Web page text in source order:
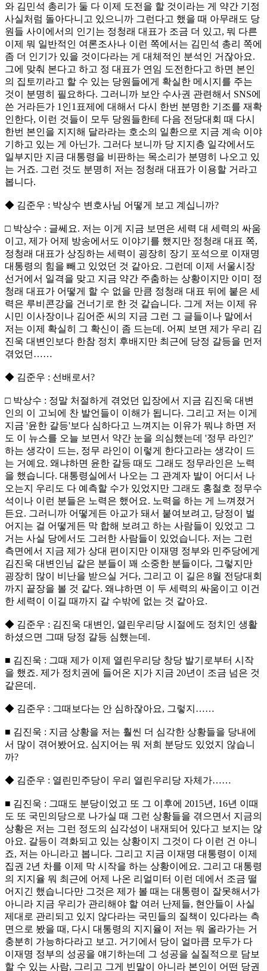
와 김민석 총리가 둘 다 이제 도전을 할 것이라는 게 약간 기정
사실처럼 돌아다니고 있으니까 그런다고 했을 때 아무래도 당
원들 사이에서의 인기는 정청래 대표가 조금 더 있고, 뭐 다른
이제 뭐 일반적인 여론조사나 이런 쪽에서는 김민석 총리 쪽에
좀 더 인기가 있을 것이다라는 게 대체적인 분석인 거잖아요.
그에 맞춰 본다고 하고 정 대표가 연임 도전한다고 하면 본인
의 집토끼라고 할 수 있는 당원들에게 확실한 메시지를 주는
것이 분명히 필요하다. 그러니까 보안 수사권 관련해서 SNS에
쓴 거라든가 1인1표제에 대해서 다시 한번 분명한 기조를 재확
인한다, 이런 것들이 모두 당원들한테 다음 전당대회 때 다시
한번 본인을 지지해 달라라는 호소의 일환으로 지금 계속 이야
기하고 있는 게 아닌가. 그러다 보니까 당 지지층 일각에서도
일부지만 지금 대통령을 비판하는 목소리가 분명히 나오고 있
는 거죠. 그런 것도 분명히 저는 정청래 대표가 이용할 거라고
봅니다.
◆ 김준우 : 박상수 변호사님 어떻게 보고 계십니까?
□ 박상수 : 글쎄요. 저는 이게 지금 보면은 세력 대 세력의 싸움
이고, 제가 어제 방송에서도 이야기를 했지만 정청래 대표 쪽,
정청래 대표가 상징하는 세력이 굉장히 장기 포석으로 이재명
대통령의 힘을 빼고 있었던 것 같아요. 그런데 이제 서울시장
선거에서 일격을 맞고 지금 약간 주춤하는 상황이지만 이미 정
청래 대표가 어떻게 할 수 없을 만큼 정청래 대표 뒤에 붙은 세
력은 루비콘강을 건너기로 한 것 같습니다. 그게 저는 이제 유
시민 이사장이나 김어준 씨의 지금 그런 그 글들이나 말에서
저는 이제 확실히 그 확신이 좀 드는데. 어찌 보면 제가 우리 김
진욱 대변인보다 한참 정치 후배지만 최근에 당정 갈등을 먼저
겪었던……
◆ 김준우 : 선배로서?
□ 박상수 : 정말 처절하게 겪었던 입장에서 지금 김진욱 대변
인의 이 고뇌에 찬 발언들이 이해가 됩니다. 그리고 저는 이게
지금 '윤한 갈등'보다 심하다고 느껴지는 이유가 뭐냐 하면 저
도 이 뉴스를 오늘 보면서 약간 눈을 의심했는데 '정무 라인?'
하는 생각이 드는, 정무 라인이 이렇게 한다고라는 생각이 드
는 거예요. 왜냐하면 윤한 갈등 때도 그래도 정무라인은 노력
을 했습니다. 대통령실에서 나오는 그 관계자 발이 어디서 나
오는지 우리도 다 예측할 수가 있었지만 그래도 홍철호 정무수
석이나 이런 분들은 노력은 했어요. 노력을 하는 게 느껴졌거
든요. 그러니까 어떻게든 아교가 돼서 붙여보려고, 당정이 벌
어지는 걸 어떻게든 막 합해 보려고 하는 사람들이 있었고 그
거는 사실 당에서도 그러한 사람들이 있었습니다. 저는 그런
측면에서 지금 제가 상대 편이지만 이재명 정부와 민주당에게
김진욱 대변인님 같은 분들이 꽤 소중한 분들이다, 그렇지만
굉장히 많이 비난을 받으실 거다, 그리고 이 길은 8월 전당대회
까지 끝장을 볼 것 같다. 왜냐하면 이 두 세력의 싸움이고 이건
한 세력이 이길 때까지 갈 수밖에 없는 것 같아요.
◆ 김준우 : 김진욱 대변인, 열린우리당 시절에도 정치인 생활
하셨으면 그때 당정 갈등 심했는데.
■ 김진욱 : 그때 제가 이제 열린우리당 창당 발기로부터 시작
을 했죠. 제가 정치권에 들어온 지가 지금 20년이 조금 넘은 것
같은데.
◆ 김준우 : 그때보다는 안 심하잖아요, 그렇지……
■ 김진욱 : 지금 상황을 저는 훨씬 더 심각한 상황들을 당내에
서 많이 겪어봤어요. 심지어는 뭐 저희 분당도 있었지 않습니
까?
◆ 김준우 : 열린민주당이 우리 열린우리당 자체가……
■ 김진욱 : 그때도 분당이었고 또 그 이후에 2015년, 16년 이때
도 또 국민의당으로 나가실 때 그런 상황들을 겪으면서 지금의
상황은 저는 그런 정도의 심각성이 내재되어 있다고 보지는 않
아요. 갈등이 격화되고 있는 상황이지 그것이 다 이런 건 아니
죠, 저는 아니라고 봅니다. 그리고 지금 이재명 대통령이 이제
집권 2년 차를 이제 막 시작을 하는 상황이에요. 그리고 대통령
의 지지율 뭐 최근에 어제 나온 리얼미터 이런 데에서 조금 떨
어지긴 했습니다만 그것은 제가 볼 때는 대통령이 잘못해서가
아니라 지금 우리가 관리해야 할 여러 난제들, 현안들이 사실
제대로 관리되고 있지 않다라는 국민들의 질책이 있다라는 측
면으로 봤을 때, 다시 대통령의 지지율이 저는 뭐 올라가는 거
충분히 가능하다라고 보고. 거기에서 당이 얼마큼 모두가 다
이재명 정부의 성공을 얘기하는데 그 성공을 실질적으로 담보
할 수 있는 사람, 그리고 그게 빈말이 아니라 본인이 어떤 당권